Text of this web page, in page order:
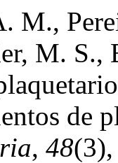
M.,
M. S.,
de
, 48